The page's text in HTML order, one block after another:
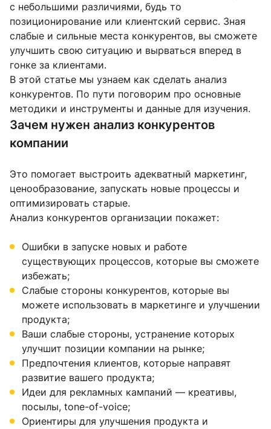
с небольшими различиями, будь то
позиционирование или клиентский сервис. Зная
слабые и сильные места конкурентов, вы сможете
улучшить свою ситуацию и вырваться вперед в
гонке за клиентами.
В этой статье мы узнаем как сделать анализ
конкурентов. По пути поговорим про основные
методики и инструменты и данные для изучения.
Зачем нужен анализ конкурентов
компании
Это помогает выстроить адекватный маркетинг,
ценообразование, запускать новые процессы и
оптимизировать старые.
Анализ конкурентов организации покажет:
Ошибки в запуске новых и работе
существующих процессов, которые вы сможете
избежать;
Слабые стороны конкурентов, которые вы
можете использовать в маркетинге и улучшении
продукта;
Ваши слабые стороны, устранение которых
улучшит позиции компании на рынке;
Предпочтения клиентов, которые направят
развитие вашего продукта;
Идеи для рекламных кампаний — креативы,
посылы, tone-of-voice;
Ориентиры для улучшения продукта и